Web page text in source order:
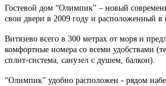
Гостевой дом “Олимпик” – новый
свои двери в 2009 году и расположенный в
Витязево всего в 300 метрах от моря и
комфортные номера со всеми удобствами
сплит-система, санузел с душем, балкон).
“Олимпик” удобно расположен - рядом